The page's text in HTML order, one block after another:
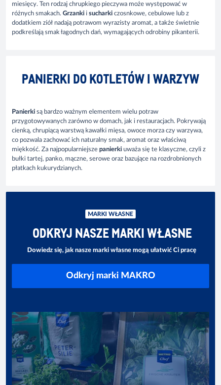
miesięcy. Ten rodzaj chrupkiego pieczywa może występować w
różnych smakach. Grzanki i sucharki czosnkowe, cebulowe lub z
dodatkiem ziół nadają potrawom wyrazisty aromat, a także świetnie
podkreślają smak łagodnych dań, wymagających odrobiny pikanterii.
PANIERKI DO KOTLETÓW I WARZYW
Panierki są bardzo ważnym elementem wielu potraw
przygotowywanych zarówno w domach, jak i restauracjach. Pokrywają
cienką, chrupiącą warstwą kawałki mięsa, owoce morza czy warzywa,
co pozwala zachować ich naturalny smak, aromat oraz właściwą
miękkość. Za najpopularniejsze panierki uważa się te klasyczne, czyli z
bułki tartej, panko, mączne, serowe oraz bazujące na rozdrobnionych
płatkach kukurydzianych.
MARKI WŁASNE
ODKRYJ NASZE MARKI WŁASNE
Dowiedz się, jak nasze marki własne mogą ułatwić Ci pracę
Odkryj marki MAKRO